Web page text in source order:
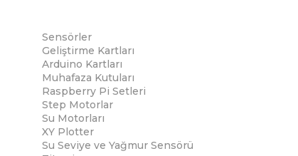
Sensörler
Geliştirme Kartları
Arduino Kartları
Muhafaza Kutuları
Raspberry Pi Setleri
Step Motorlar
Su Motorları
XY Plotter
Su Seviye ve Yağmur Sensörü